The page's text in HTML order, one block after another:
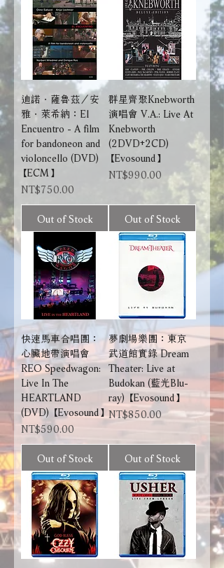
迪諾．薩魯茲／安
雅．萊希納：El
Encuentro - A film
for bandoneon and
violoncello (DVD)
【ECM】
Price
NT$750.00
Out of Stock
群星齊聚Knebworth
演唱會 V.A.: Live At
Knebworth
(2DVD+2CD)
【Evosound】
Price
NT$990.00
Out of Stock
快速馬車合唱團：
心臟地帶演唱會
REO Speedwagon:
Live In The
HEARTLAND
(DVD) 【Evosound】
Price
NT$590.00
Out of Stock
夢劇場樂團：東京
武道館實錄 Dream
Theater: Live at
Budokan (藍光Blu-
ray) 【Evosound】
Price
NT$850.00
Out of Stock